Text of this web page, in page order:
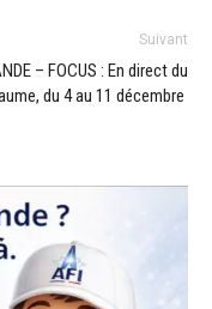
Suivant
– FOCUS : En direct du
du 4 au 11 décembre